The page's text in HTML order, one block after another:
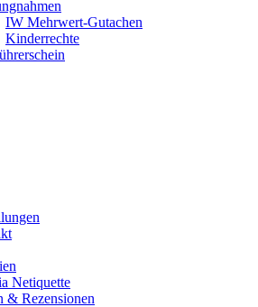
IW Mehrwert-Gutachen
Kinderrechte
Netiquette
& Rezensionen